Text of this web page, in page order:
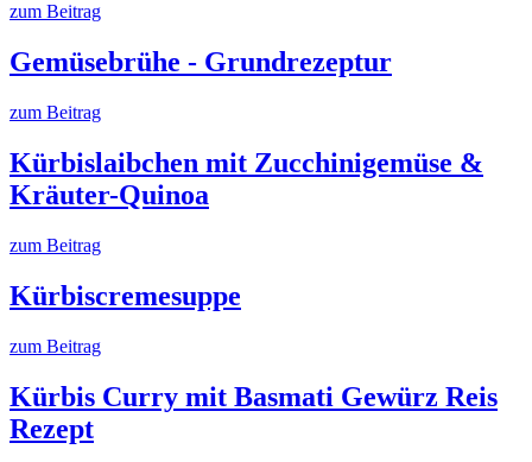
zum Beitrag
Gemüsebrühe - Grundrezeptur
zum Beitrag
Kürbislaibchen mit Zucchinigemüse &
Kräuter-Quinoa
zum Beitrag
Kürbiscremesuppe
zum Beitrag
Kürbis Curry mit Basmati Gewürz Reis
Rezept